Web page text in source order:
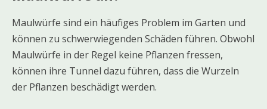
Maulwürfe sind ein häufiges Problem im Garten und
können zu schwerwiegenden Schäden führen. Obwohl
Maulwürfe in der Regel keine Pflanzen fressen,
können ihre Tunnel dazu führen, dass die Wurzeln
der Pflanzen beschädigt werden.